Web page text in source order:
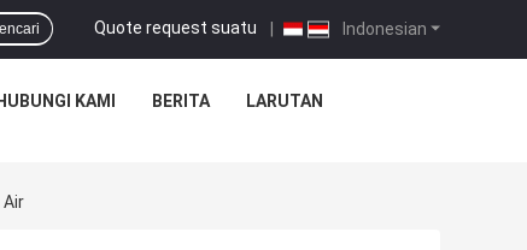
Indonesian
Quote request suatu |
HUBUNGI KAMI BERITA LARUTAN
Air